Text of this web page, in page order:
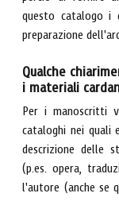
questo catalogo i
preparazione
Qualche
i materiali
Per i manoscritti
cataloghi nei quali
descrizione delle
(p.es. opera,
l'autore (anche se